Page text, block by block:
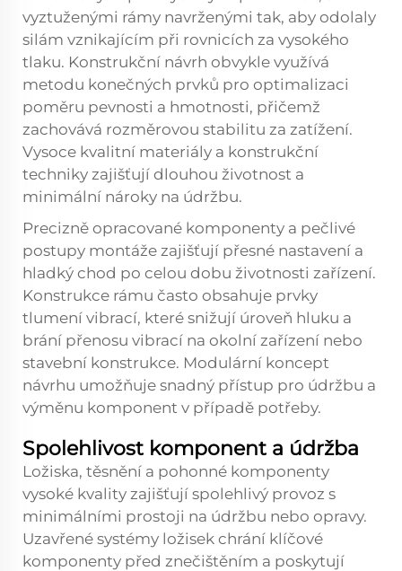
vyztuženými rámy navrženými tak, aby odolaly
silám vznikajícím při rovnicích za vysokého
tlaku. Konstrukční návrh obvykle využívá
metodu konečných prvků pro optimalizaci
poměru pevnosti a hmotnosti, přičemž
zachovává rozměrovou stabilitu za zatížení.
Vysoce kvalitní materiály a konstrukční
techniky zajišťují dlouhou životnost a
minimální nároky na údržbu.
Precizně opracované komponenty a pečlivé
postupy montáže zajišťují přesné nastavení a
hladký chod po celou dobu životnosti zařízení.
Konstrukce rámu často obsahuje prvky
tlumení vibrací, které snižují úroveň hluku a
brání přenosu vibrací na okolní zařízení nebo
stavební konstrukce. Modulární koncept
návrhu umožňuje snadný přístup pro údržbu a
výměnu komponent v případě potřeby.
Spolehlivost komponent a údržba
Ložiska, těsnění a pohonné komponenty
vysoké kvality zajišťují spolehlivý provoz s
minimálními prostoji na údržbu nebo opravy.
Uzavřené systémy ložisek chrání klíčové
komponenty před znečištěním a poskytují